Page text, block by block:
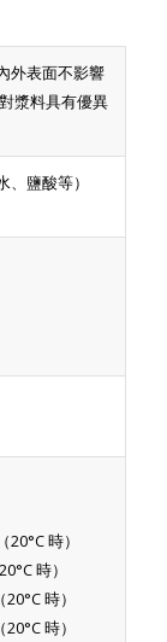
外表面不影響
漿料具有優異
鹽酸等）
時）
時）
時）
時）